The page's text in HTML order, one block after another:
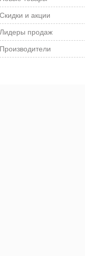
Скидки и акции
Лидеры продаж
Производители